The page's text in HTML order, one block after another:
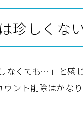
珍しくな
なくても…」と感
ント削除はかな